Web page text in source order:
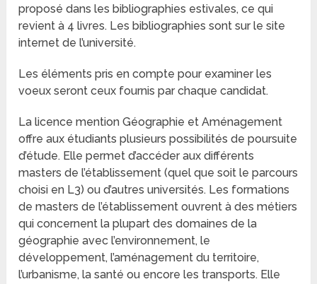
proposé dans les bibliographies estivales, ce qui
revient à 4 livres. Les bibliographies sont sur le site
internet de l’université.
Les éléments pris en compte pour examiner les
voeux seront ceux fournis par chaque candidat.
La licence mention Géographie et Aménagement
offre aux étudiants plusieurs possibilités de poursuite
d’étude. Elle permet d’accéder aux différents
masters de l’établissement (quel que soit le parcours
choisi en L3) ou d’autres universités. Les formations
de masters de l’établissement ouvrent à des métiers
qui concernent la plupart des domaines de la
géographie avec l’environnement, le
développement, l’aménagement du territoire,
l’urbanisme, la santé ou encore les transports. Elle